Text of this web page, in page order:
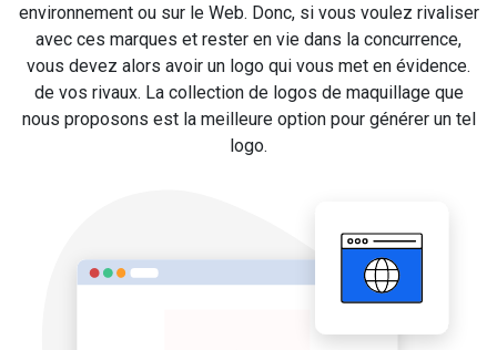
environnement ou sur le Web. Donc, si vous voulez rivaliser
avec ces marques et rester en vie dans la concurrence,
vous devez alors avoir un logo qui vous met en évidence.
de vos rivaux. La collection de logos de maquillage que
nous proposons est la meilleure option pour générer un tel
logo.